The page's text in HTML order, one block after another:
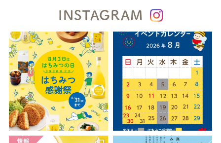
INSTAGRAM